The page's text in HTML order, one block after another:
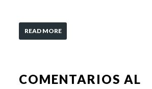
READ MORE
COMENTARIOS AL